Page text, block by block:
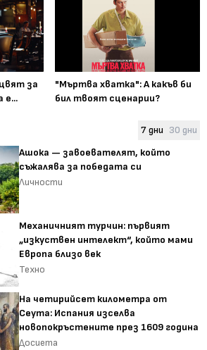
за
е...
"Мъртва хватка": А какъв би
бил твоят сценарии?
7 дни 30 дни
Ашока — завоевателят, който
съжалява за победата си
Личности
Механичният турчин: първият
„изкуствен интелект“, който мами
Европа близо век
Техно
На четирийсет километра от
Сеута: Испания изселва
новопокръстените през 1609 година
Досиета